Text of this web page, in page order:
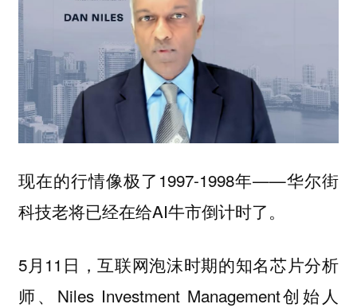
现在的行情像极了1997-1998年——华尔街
科技老将已经在给AI牛市倒计时了。
5月11日，互联网泡沫时期的知名芯片分析
师、Niles Investment Management创始人